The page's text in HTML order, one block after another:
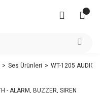
Ses Ürünleri WT-1205 AUDIO